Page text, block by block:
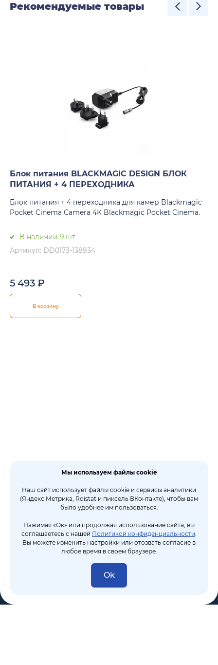
Рекомендуемые товары
Блок питания BLACKMAGIC DESIGN БЛОК
ПИТАНИЯ + 4 ПЕРЕХОДНИКА
Блок питания + 4 переходника для камер Blackmagic
Pocket Cinema Camera 4К Blackmagic Pocket Cinema.
В наличии 9 шт.
Артикул: DD0173-138934
5 493 ₽
В корзину
Мы используем файлы cookie
Наш сайт использует файлы cookie и сервисы аналитики
(Яндекс Метрика, Roistat и пиксель ВКонтакте), чтобы вам
было удобнее им пользоваться.
Нажимая «Ок» или продолжая использование сайта, вы
соглашаетесь с нашей Политикой конфиденциальности.
Вы можете изменить настройки или отозвать согласие в
любое время в своем браузере.
Ok